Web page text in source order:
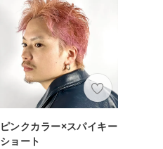
ピンクカラー×スパイキー
ショート